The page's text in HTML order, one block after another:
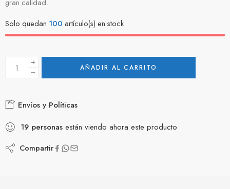
gran calidad.
Solo quedan 100 artículo(s) en stock.
AÑADIR AL CARRITO
Envíos y Políticas
19 personas están viendo ahora este producto
Compartir